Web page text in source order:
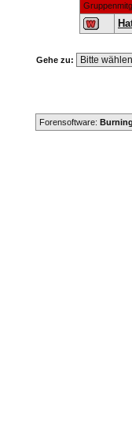
Gehe zu:
Forensoftware: